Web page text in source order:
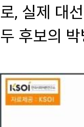
로, 실제 대
두 후보의